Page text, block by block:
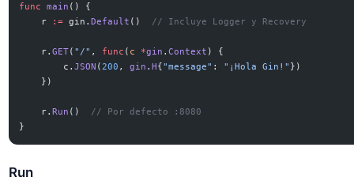
func main () {
    r
:= gin.Default () // Incluye Logger y Recovery
    r.
GET( "/" , func ( c *gin .Context ) {
        c.
JSON (200 , gin .H{"message" : "¡Hola Gin!" })
    })
    r.
Run ()
// Por defecto :8080
}
Run